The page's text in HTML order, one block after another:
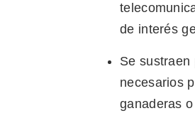
de interés
Se sustraen
necesarios
ganaderas